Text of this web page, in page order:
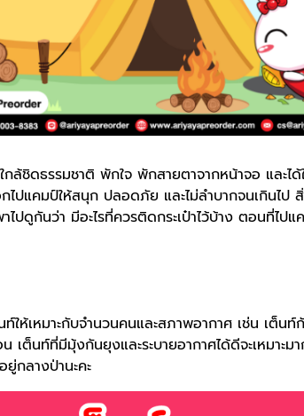
กล้ชิดธรรมชาติ พักใจ พักสายตาจากหน้าจอ และไ
ไปแคมป์ให้สนุก ปลอดภัย และไม่ลำบากจนเกินไป
ดูกันว่า มีอะไรที่ควรติดกระเป๋าไว้บ้าง ตอนที่ไป
ให้เหมาะกับจำนวนคนและสภาพอากาศ เช่น เต็น
เต็นท์ที่มีมุ้งกันยุงและระบายอากาศได้ดีจะเหมาะ
กลางป่านะคะ